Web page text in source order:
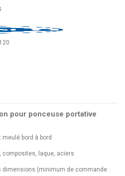
pour ponceuse portative
bord à bord
composites, laque, aciers
(minimum de commande :